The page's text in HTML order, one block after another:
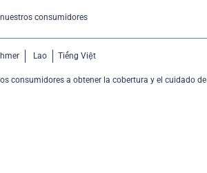
consumidores
Lao Tiếng Việt
consumidores a obtener la cobertura y el cuidado de